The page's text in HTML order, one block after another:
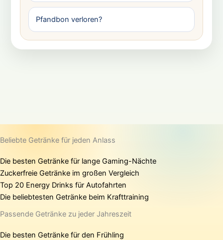
Pfandbon verloren?
Beliebte Getränke für jeden Anlass
Die besten Getränke für lange Gaming-Nächte
Zuckerfreie Getränke im großen Vergleich
Top 20 Energy Drinks für Autofahrten
Die beliebtesten Getränke beim Krafttraining
Passende Getränke zu jeder Jahreszeit
Die besten Getränke für den Frühling